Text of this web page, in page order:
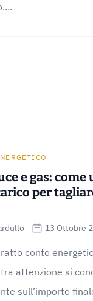
e gas: come
per
13 Ottobre
conto
attenzione si
sull’importo